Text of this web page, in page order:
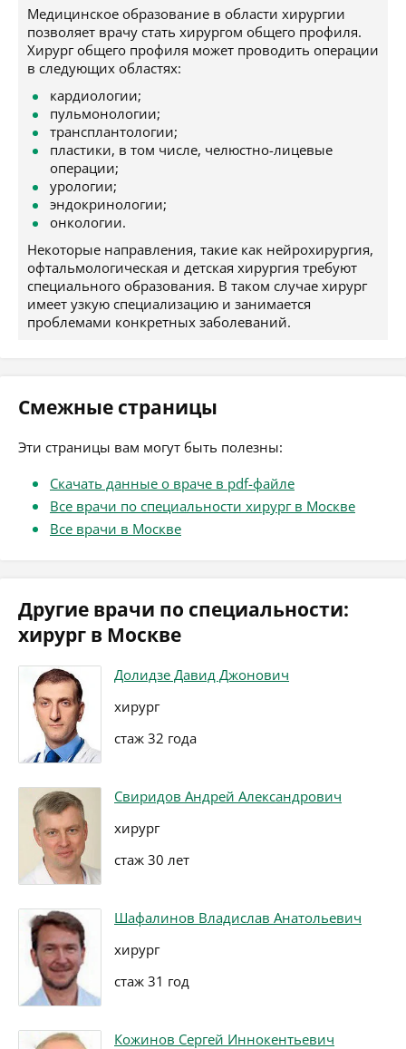
Медицинское образование в области хирургии
позволяет врачу стать хирургом общего профиля.
Хирург общего профиля может проводить операции
в следующих областях:
кардиологии;
пульмонологии;
трансплантологии;
пластики, в том числе, челюстно-лицевые
операции;
урологии;
эндокринологии;
онкологии.
Некоторые направления, такие как нейрохирургия,
офтальмологическая и детская хирургия требуют
специального образования. В таком случае хирург
имеет узкую специализацию и занимается
проблемами конкретных заболеваний.
Смежные страницы
Эти страницы вам могут быть полезны:
Скачать данные о враче в pdf-файле
Все врачи по специальности хирург в Москве
Все врачи в Москве
Другие врачи по специальности:
хирург в Москве
Долидзе Давид Джонович
хирург
стаж 32 года
Свиридов Андрей Александрович
хирург
стаж 30 лет
Шафалинов Владислав Анатольевич
хирург
стаж 31 год
Кожинов Сергей Иннокентьевич